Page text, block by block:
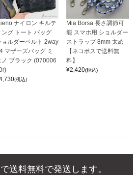
ナイロン キルテ
ング トート バッグ
ョルダーベルト 2way
マザーズバッグ ミ
ノ ブラック (070006
(税込)
Mia Borsa 長さ調節可
能 スマホ用 ショルダー
ストラップ 8mm 太め
【ネコポスで送料無
料】
¥2,420(税込)
送料無料で発送します。